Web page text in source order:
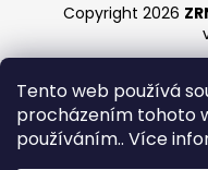
Tento web používá
procházením tohoto
používáním.. Více
Copyright 2026